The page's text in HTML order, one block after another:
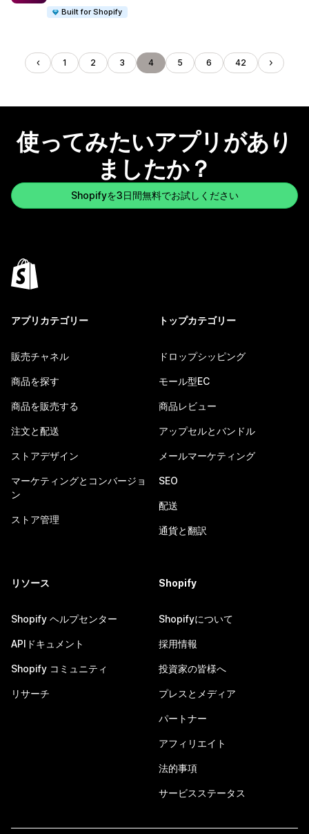
Built for Shopify
1 2 3 4 5 6 42
使ってみたいアプリがあり
ましたか？
Shopifyを3日間無料でお試しください
アプリカテゴリー
販売チャネル
商品を探す
商品を販売する
注文と配送
ストアデザイン
マーケティングとコンバージョ
ン
ストア管理
トップカテゴリー
ドロップシッピング
モール型EC
商品レビュー
アップセルとバンドル
メールマーケティング
SEO
配送
通貨と翻訳
リソース
Shopify ヘルプセンター
APIドキュメント
Shopify コミュニティ
リサーチ
Shopify
Shopifyについて
採用情報
投資家の皆様へ
プレスとメディア
パートナー
アフィリエイト
法的事項
サービスステータス